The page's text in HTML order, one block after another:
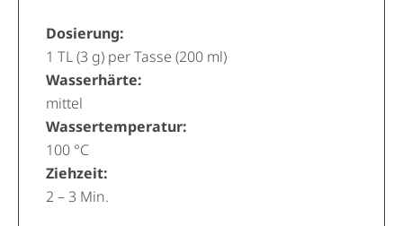
Dosierung:
1 TL (3 g) per Tasse (200 ml)
Wasserhärte:
mittel
Wassertemperatur:
100 °C
Ziehzeit:
2 – 3 Min.